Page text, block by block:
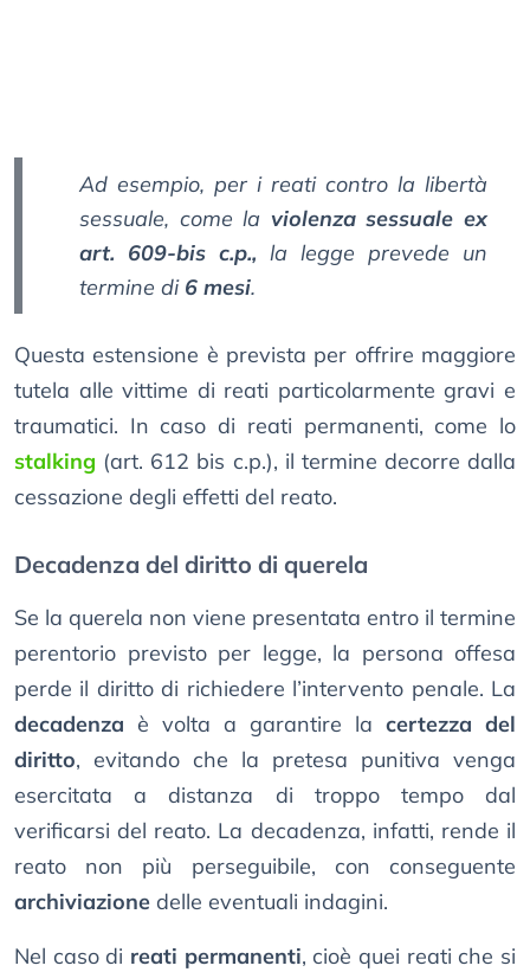
Ad esempio, per i reati contro la libertà
sessuale, come la violenza sessuale ex
art. 609-bis c.p., la legge prevede un
termine di 6 mesi.
Questa estensione è prevista per offrire maggiore
tutela alle vittime di reati particolarmente gravi e
traumatici. In caso di reati permanenti, come lo
stalking (art. 612 bis c.p.), il termine decorre dalla
cessazione degli effetti del reato.
Decadenza del diritto di querela
Se la querela non viene presentata entro il termine
perentorio previsto per legge, la persona offesa
perde il diritto di richiedere l’intervento penale. La
decadenza è volta a garantire la certezza del
diritto, evitando che la pretesa punitiva venga
esercitata a distanza di troppo tempo dal
verificarsi del reato. La decadenza, infatti, rende il
reato non più perseguibile, con conseguente
archiviazione delle eventuali indagini.
Nel caso di reati permanenti, cioè quei reati che si